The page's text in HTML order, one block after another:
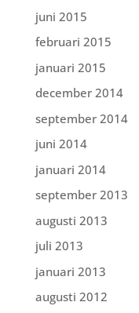
juni 2015
februari 2015
januari 2015
december 2014
september 2014
juni 2014
januari 2014
september 2013
augusti 2013
juli 2013
januari 2013
augusti 2012